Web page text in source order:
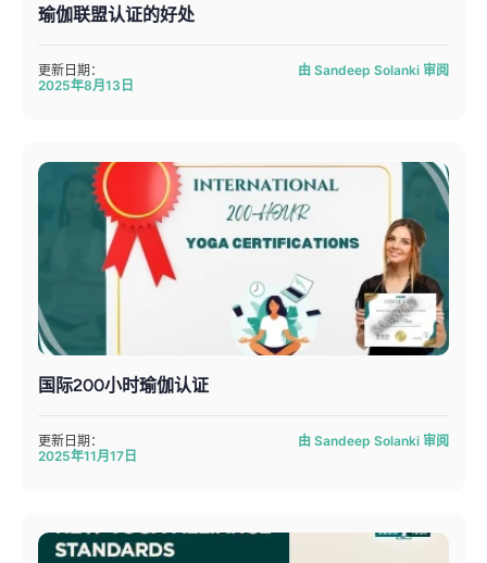
瑜伽联盟认证的好处
更新日期：
2025年8月13日
由 Sandeep Solanki 审阅
国际200小时瑜伽认证
更新日期：
2025年11月17日
由 Sandeep Solanki 审阅